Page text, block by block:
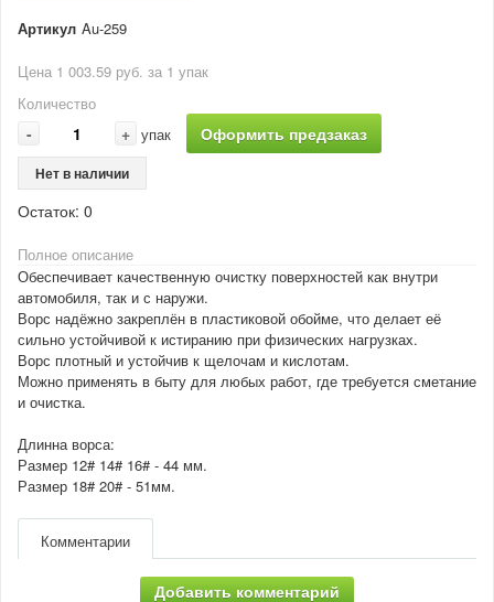
Артикул Au-259
Цена 1 003.59 руб. за 1 упак
Количество
- + упак Оформить предзаказ
Нет в наличии
Остаток: 0
Полное описание
Обеспечивает качественную очистку поверхностей как внутри
автомобиля, так и с наружи.
Ворс надёжно закреплён в пластиковой обойме, что делает её
сильно устойчивой к истиранию при физических нагрузках.
Ворс плотный и устойчив к щелочам и кислотам.
Можно применять в быту для любых работ, где требуется сметание
и очистка.
Длинна ворса:
Размер 12# 14# 16# - 44 мм.
Размер 18# 20# - 51мм.
Комментарии
Добавить комментарий